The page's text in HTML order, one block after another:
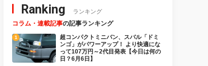
Ranking ランキング
コラム・連載記事の記事ランキング
超コンパクトミニバン、スバル「ドミ
ンゴ」がパワーアップ！ より快適にな
って107万円～2代目発表【今日は何の
日？6月6日】